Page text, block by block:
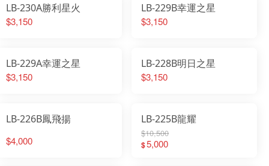
LB-230A勝利星火
$3,150
LB-229B幸運之星
$3,150
LB-229A幸運之星
$3,150
LB-228B明日之星
$3,150
LB-226B鳳飛揚
$4,000
LB-225B龍耀
$10,500
$5,000